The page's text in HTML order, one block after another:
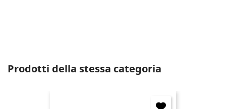
Prodotti della stessa categoria